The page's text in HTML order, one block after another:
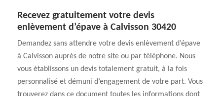
Recevez gratuitement votre devis
enlèvement d’épave à Calvisson 30420
Demandez sans attendre votre devis enlèvement d’épave
à Calvisson auprès de notre site ou par téléphone. Nous
vous établissons un devis totalement gratuit, à la fois
personnalisé et démuni d’engagement de votre part. Vous